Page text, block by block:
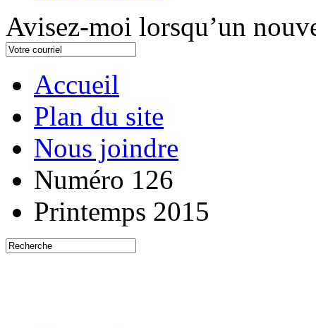
Avisez-moi lorsqu’un
Accueil
Plan du site
Nous joindre
Numéro 126
Printemps 2015